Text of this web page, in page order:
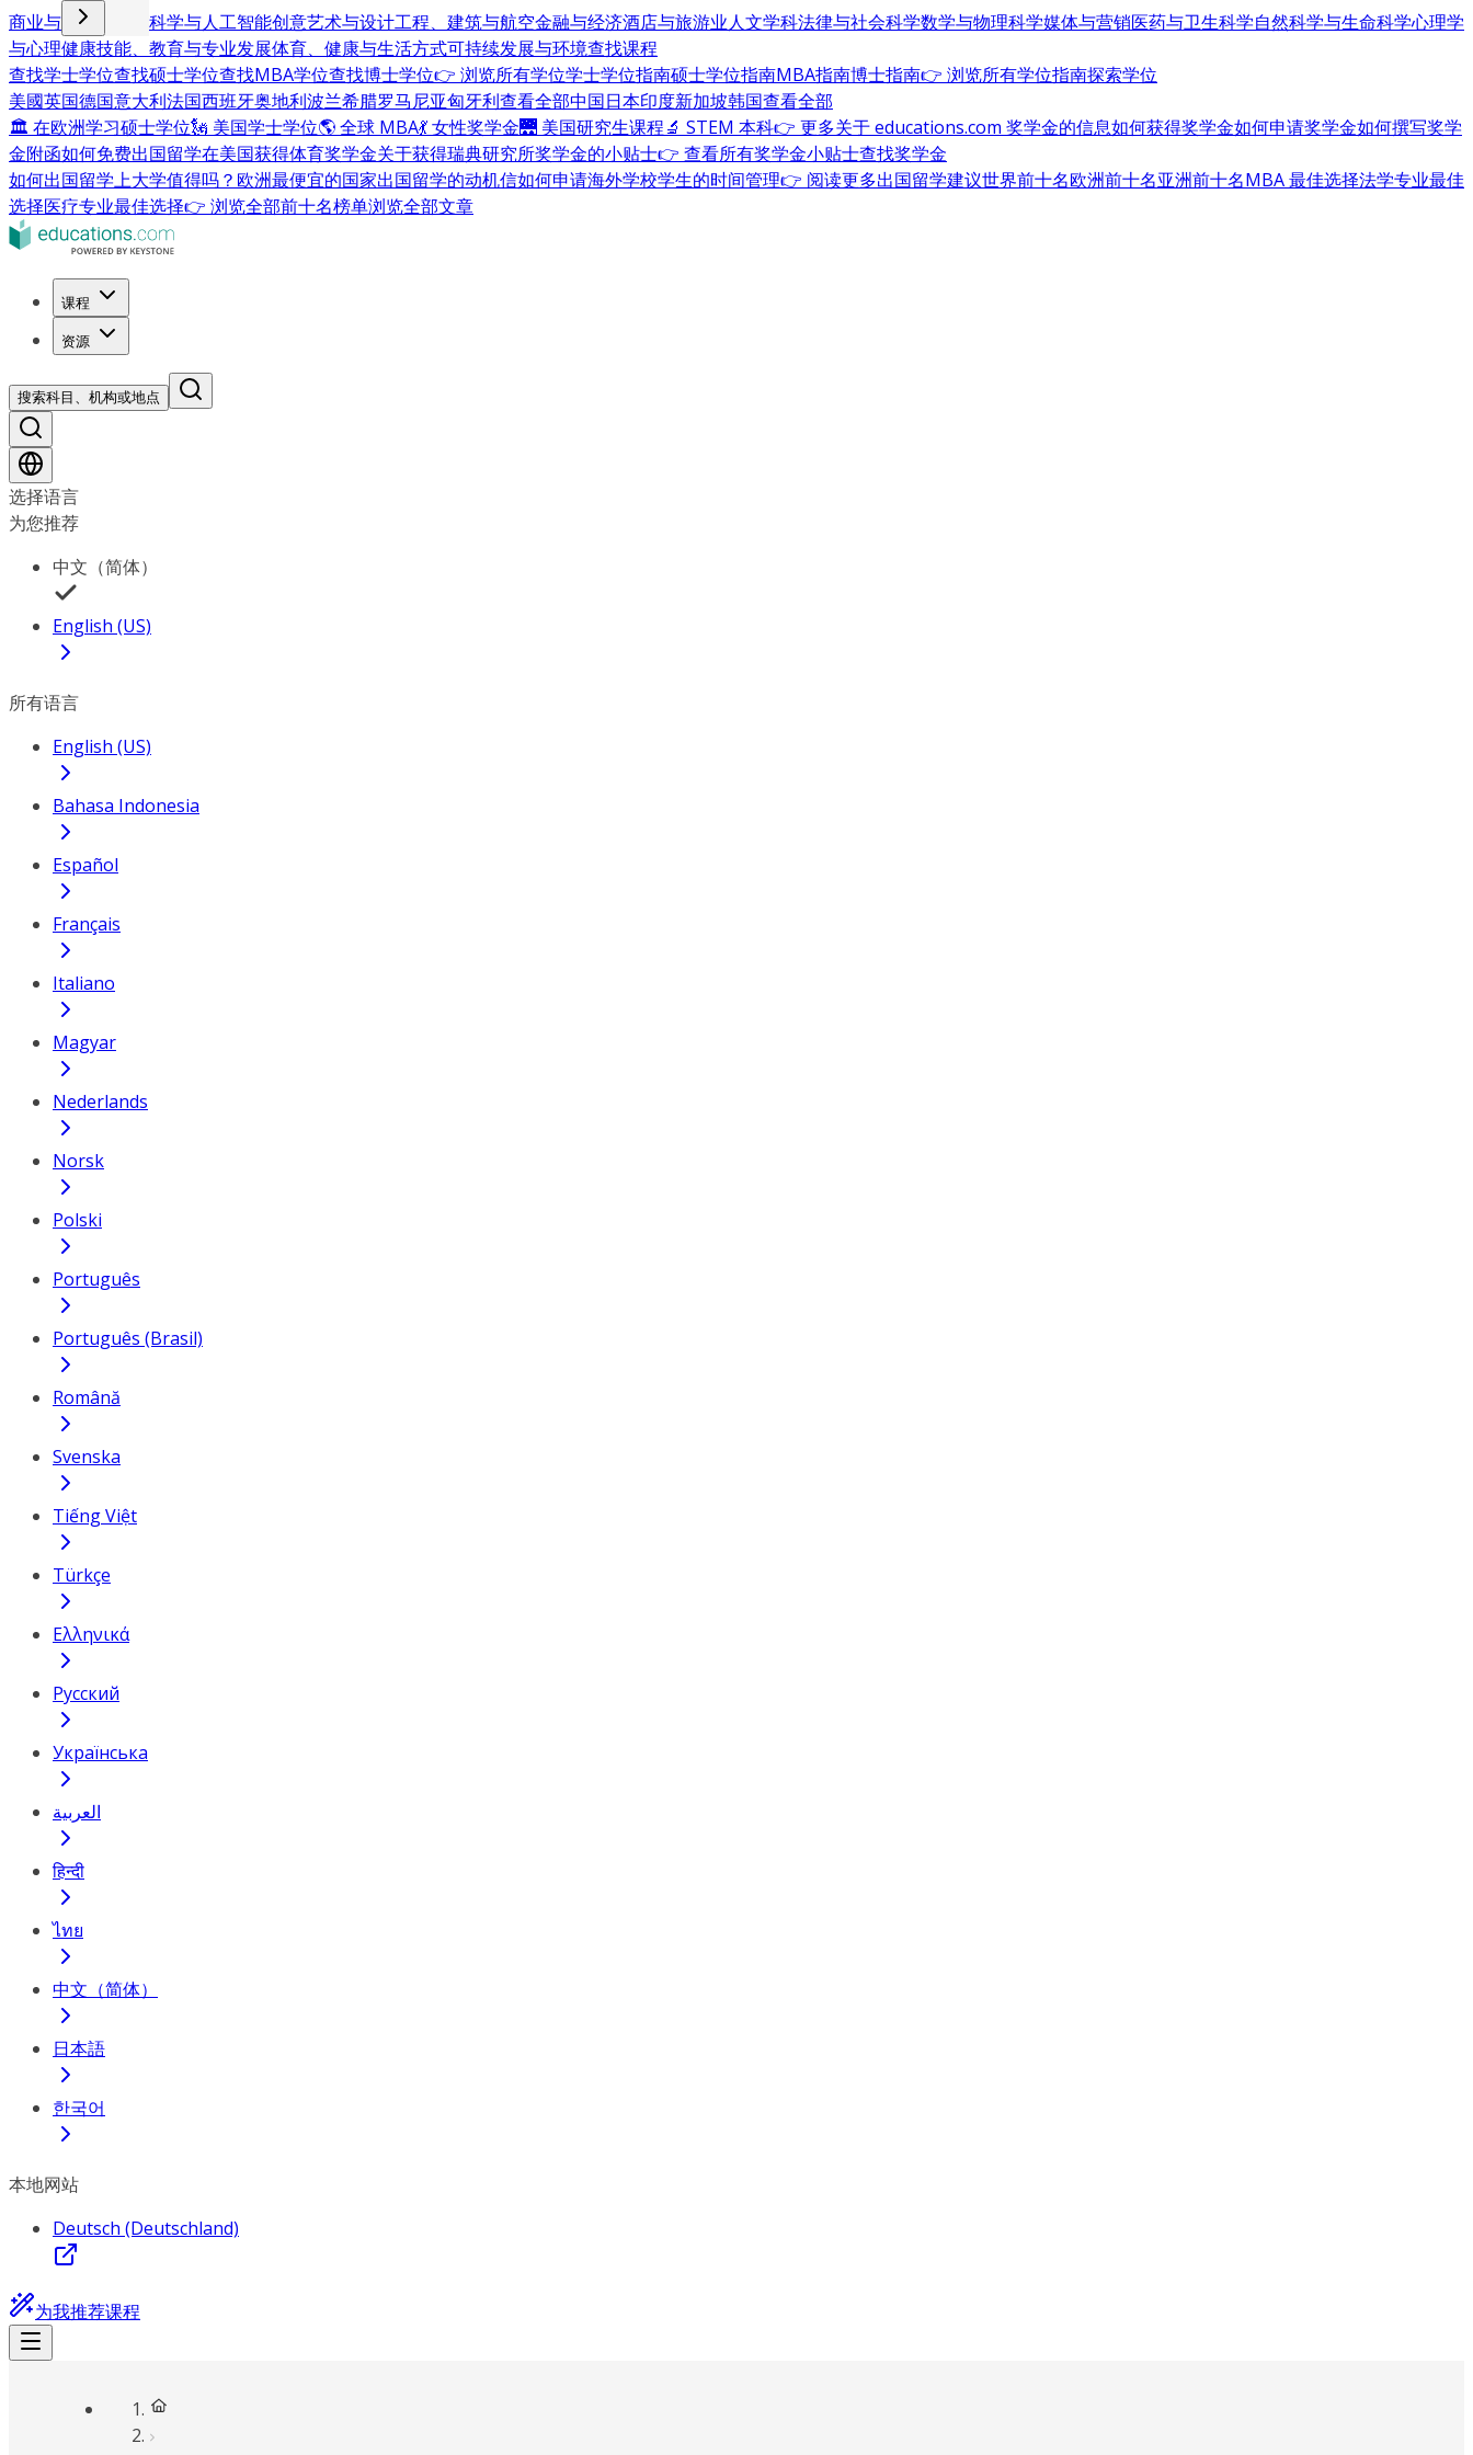
商业与管理 计算机科学与人工智能创意艺术与设计工程、建筑与航空金融与经济酒店与旅游业人文学科法律与社会科学数学与物理科学媒体与营销医药与卫生科学自然科学与生命科学心理学
与心理健康技能、教育与专业发展体育、健康与生活方式可持续发展与环境查找课程
查找学士学位查找硕士学位查找MBA学位查找博士学位👉 浏览所有学位学士学位指南硕士学位指南MBA指南博士指南👉 浏览所有学位指南探索学位
美國英国德国意大利法国西班牙奥地利波兰希腊罗马尼亚匈牙利查看全部中国日本印度新加坡韩国查看全部
🏛 在欧洲学习硕士学位🗽 美国学士学位🌎 全球 MBA💃 女性奖学金🌉 美国研究生课程🔬 STEM 本科👉 更多关于 educations.com 奖学金的信息如何获得奖学金如何申请奖学金如何撰写奖学
金附函如何免费出国留学在美国获得体育奖学金关于获得瑞典研究所奖学金的小贴士👉 查看所有奖学金小贴士查找奖学金
如何出国留学上大学值得吗？ 欧洲最便宜的国家出国留学的动机信如何申请海外学校学生的时间管理👉 阅读更多出国留学建议世界前十名欧洲前十名亚洲前十名MBA 最佳选择法学专业最佳
选择医疗专业最佳选择👉 浏览全部前十名榜单浏览全部文章
课程
资源
搜索科目、机构或地点
选择语言
为您推荐
中文（简体）
English (US)
所有语言
English (US)
Bahasa Indonesia
Español
Français
Italiano
Magyar
Nederlands
Norsk
Polski
Português
Português (Brasil)
Română
Svenska
Tiếng Việt
Türkçe
Ελληνικά
Русский
Українська
العربية
हिन्दी
ไทย
中文（简体）
日本語
한국어
本地网站
Deutsch (Deutschland)
为我推荐课程